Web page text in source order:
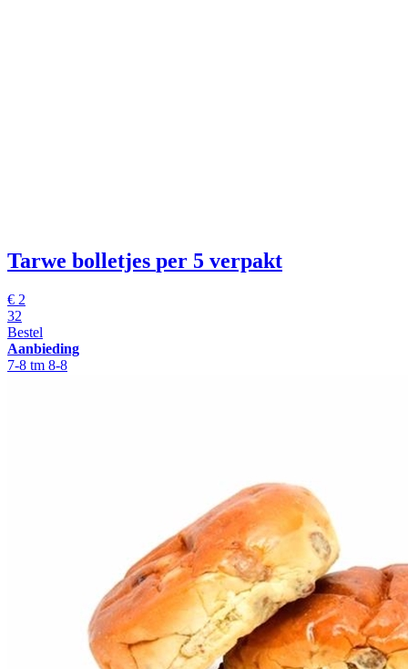
Tarwe bolletjes per 5 verpakt
€ 2
32
Bestel
Aanbieding
7-8 tm 8-8